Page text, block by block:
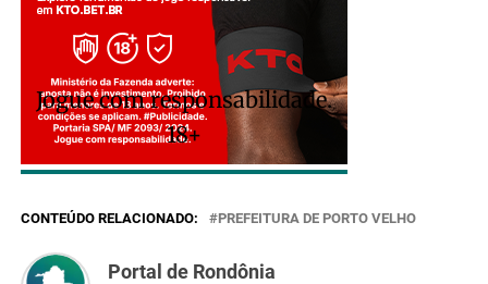
Jogue com responsabilidade.
18+
CONTEÚDO RELACIONADO: PREFEITURA DE PORTO VELHO
Portal de Rondônia